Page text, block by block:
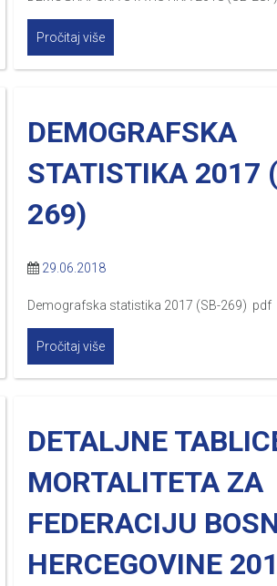
Pročitaj više
DEMOGRAFSKA
STATISTIKA 2017
269)
29.06.2018
Demografska statistika 2017 (SB-269) pdf
Pročitaj više
DETALJNE
MORTALITETA ZA
FEDERACIJU
HERCEGOVINE